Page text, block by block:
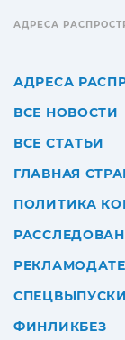
АДРЕСА
АДРЕСА
ВСЕ НОВОСТИ
ВСЕ СТАТЬИ
ГЛАВНАЯ
ПОЛИТИКА
СПЕЦВЫПУСКИ
ФИНЛИКБЕЗ